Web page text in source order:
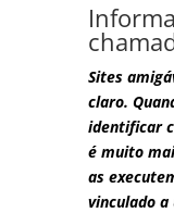
Sites
claro.
identificar
é muito
as
vinculado